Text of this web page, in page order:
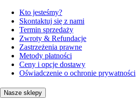
Kto jesteśmy?
Skontaktuj się z nami
Termin sprzedaży
Zwroty & Refundacje
Zastrzeżenia prawne
Metody płatności
Ceny i opcje dostawy
Oświadczenie o ochronie prywatności
Nasze sklepy